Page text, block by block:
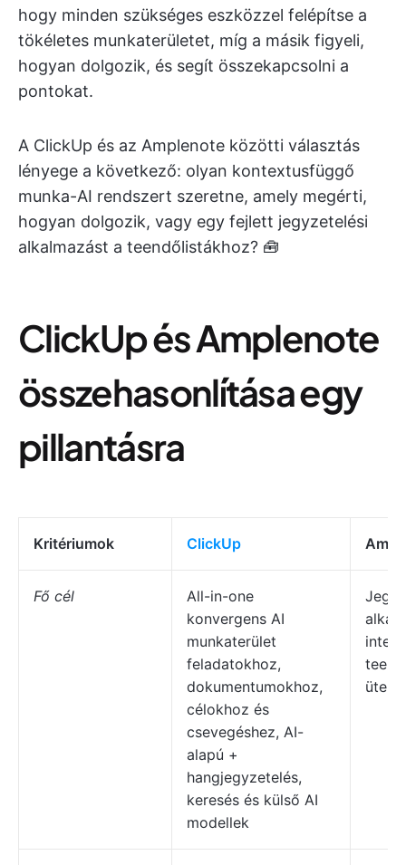
hogy minden szükséges eszközzel felépítse a
tökéletes munkaterületet, míg a másik figyeli,
hogyan dolgozik, és segít összekapcsolni a
pontokat.
A ClickUp és az Amplenote közötti választás
lényege a következő: olyan kontextusfüggő
munka-AI rendszert szeretne, amely megérti,
hogyan dolgozik, vagy egy fejlett jegyzetelési
alkalmazást a teendőlistákhoz? 🧰
ClickUp és Amplenote
összehasonlítása egy
pillantásra
Kritériumok ClickUp
Fő cél
All-in-one
konvergens AI
munkaterület
feladatokhoz,
dokumentumokhoz,
célokhoz és
csevegéshez, AI-
alapú +
hangjegyzetelés,
keresés és külső AI
modellek